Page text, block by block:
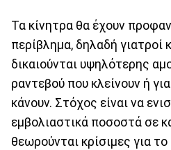
Τα κίνητρα θα έχουν
περίβλημα, δηλαδή γιατροί
δικαιούνται υψηλότερης
ραντεβού που κλείνουν ή
κάνουν. Στόχος είναι να
εμβολιαστικά ποσοστά σε
θεωρούνται κρίσιμες για